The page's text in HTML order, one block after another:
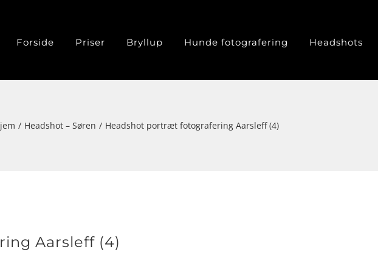
Forside Priser Bryllup Hunde fotografering Headshots
Headshot – Søren Headshot portræt fotografering Aarsleff (4)
Aarsleff (4)